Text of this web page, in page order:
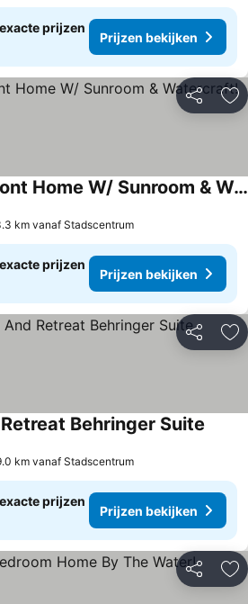
prijzen
Prijzen bekijken
Delen
Oshkosh Canal-front Home W/ Sunroom & Watercraft!
km vanaf Stadscentrum
prijzen
Prijzen bekijken
Delen
Behringer Suite
km vanaf Stadscentrum
prijzen
Prijzen bekijken
Delen